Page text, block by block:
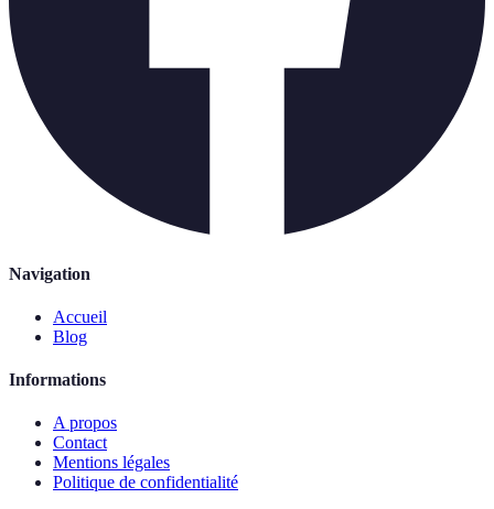
Navigation
Accueil
Blog
Informations
A propos
Contact
Mentions légales
Politique de confidentialité